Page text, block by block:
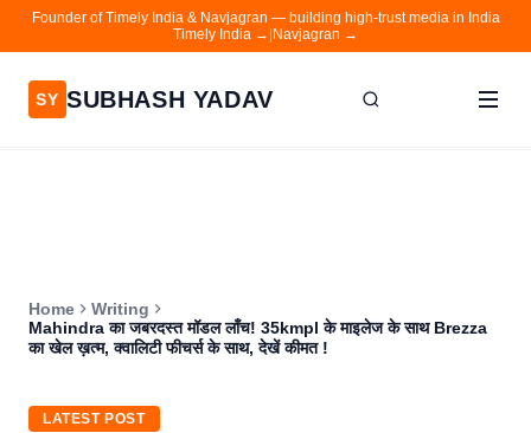
Founder of Timely India & Navjagran — building high-trust media in India
Timely India → Navjagran →
SY SUBHASH YADAV
Contact
Navjagran
Home
Writing
Mahindra का जबरदस्त मॉडल लाँच! 35kmpl के माइलेज के साथ Brezza
का खेल ख़त्म, क्वालिटी फीचर्स के साथ, देखें कीमत !
LATEST POST